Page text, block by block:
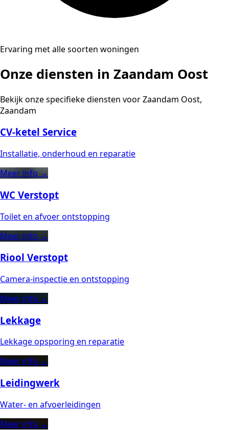
Ervaring met alle soorten woningen
Onze diensten in Zaandam Oost
Bekijk onze specifieke diensten voor Zaandam Oost,
Zaandam
CV-ketel Service
Installatie, onderhoud en reparatie
Meer info →
WC Verstopt
Toilet en afvoer ontstopping
Meer info →
Riool Verstopt
Camera-inspectie en ontstopping
Meer info →
Lekkage
Lekkage opsporing en reparatie
Meer info →
Leidingwerk
Water- en afvoerleidingen
Meer info →